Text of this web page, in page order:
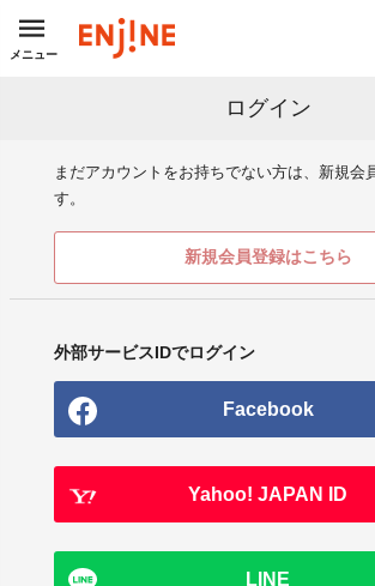
メニュー
ログイン
まだアカウントをお持ちでない方は、新規会
す。
新規会員登録はこちら
外部サービスIDでログイン
Facebook
Yahoo! JAPAN ID
LINE